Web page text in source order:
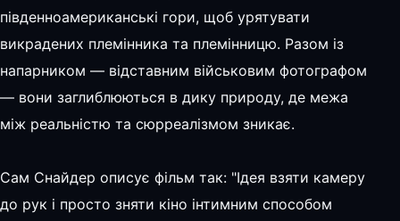
південноамериканські гори, щоб урятувати
викрадених племінника та племінницю. Разом із
напарником — відставним військовим фотографом
— вони заглиблюються в дику природу, де межа
між реальністю та сюрреалізмом зникає.
Сам Снайдер описує фільм так: "Ідея взяти камеру
до рук і просто зняти кіно інтимним способом